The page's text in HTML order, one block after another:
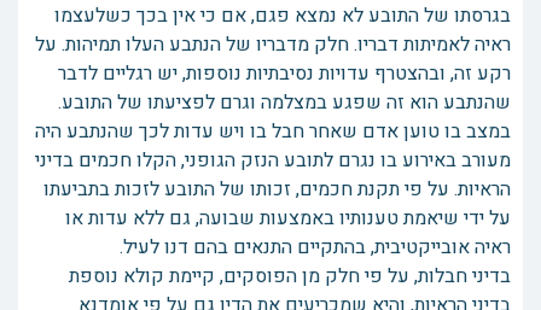
בגרסתו של התובע לא נמצא פגם, אם כי אין בכך כשלעצמו
ראיה לאמיתות דבריו. חלק מדבריו של הנתבע העלו תמיהות. על
רקע זה, ובהצטרף עדויות נסיבתיות נוספות, יש רגליים לדבר
שהנתבע הוא זה שפגע במצלמה וגרם לפציעתו של התובע.
במצב בו טוען אדם שאחר חבל בו ויש עדות לכך שהנתבע היה
מעורב באירוע בו נגרם לתובע הנזק הגופני, הקלו חכמים בדיני
הראיות. על פי תקנת חכמים, זכותו של התובע לזכות בתביעתו
על ידי שיאמת טענותיו באמצעות שבועה, גם ללא עדות או
ראיה אובייקטיבית, בהתקיים התנאים בהם דנו לעיל.
בדיני חבלות, על פי חלק מן הפוסקים, קיימת קולא נוספת